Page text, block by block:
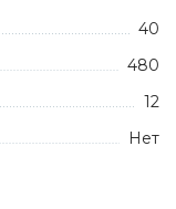
40
480
12
Нет